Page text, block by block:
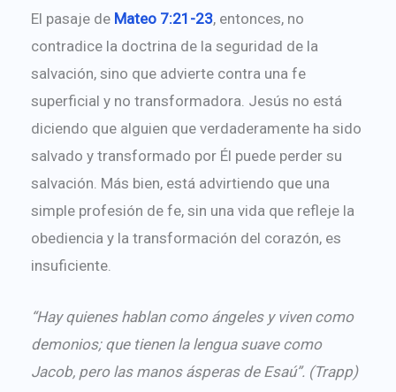
El pasaje de Mateo 7:21-23, entonces, no
contradice la doctrina de la seguridad de la
salvación, sino que advierte contra una fe
superficial y no transformadora. Jesús no está
diciendo que alguien que verdaderamente ha sido
salvado y transformado por Él puede perder su
salvación. Más bien, está advirtiendo que una
simple profesión de fe, sin una vida que refleje la
obediencia y la transformación del corazón, es
insuficiente.
“Hay quienes hablan como ángeles y viven como
demonios; que tienen la lengua suave como
Jacob, pero las manos ásperas de Esaú”. (Trapp)